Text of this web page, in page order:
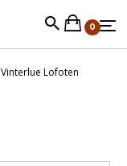
0
Vinterlue Lofoten